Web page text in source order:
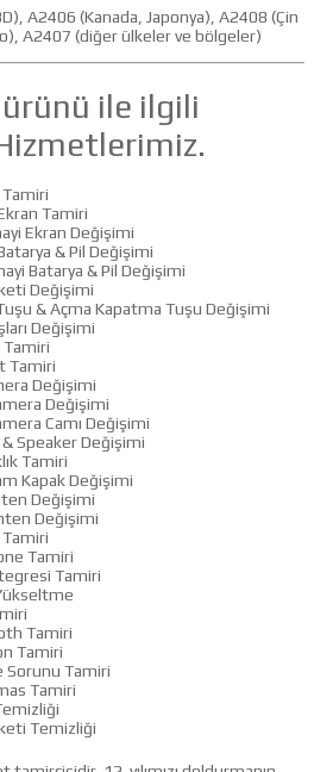
A2406 (Kanada, Japonya), A2408 (Çin
A2407 (diğer ülkeler ve bölgeler)
ile ilgili
Tamiri
Ekran Değişimi
& Pil Değişimi
Batarya & Pil Değişimi
Değişimi
& Açma Kapatma Tuşu Değişimi
Değişimi
Tamiri
Değişimi
Değişimi
Camı Değişimi
Speaker Değişimi
Tamiri
Kapak Değişimi
Değişimi
Değişimi
Tamiri
Tamiri
Tamiri
Tamiri
Sorunu Tamiri
Tamiri
Temizliği